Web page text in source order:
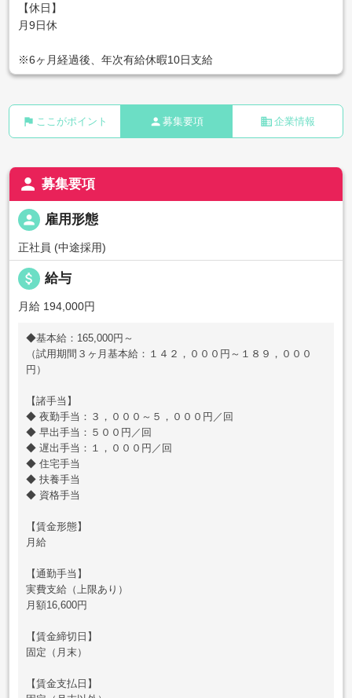
【休日】
月9日休
※6ヶ月経過後、年次有給休暇10日支給
flag ここがポイント person 募集要項 business 企業情報
person 募集要項
person 雇用形態
正社員 (中途採用)
attach_money 給与
月給 194,000円
◆基本給：165,000円～
（試用期間３ヶ月基本給：１４２，０００円～１８９，０００
円）
【諸手当】
◆ 夜勤手当：３，０００～５，０００円／回
◆ 早出手当：５００円／回
◆ 遅出手当：１，０００円／回
◆ 住宅手当
◆ 扶養手当
◆ 資格手当
【賃金形態】
月給
【通勤手当】
実費支給（上限あり）
月額16,600円
【賃金締切日】
固定（月末）
【賃金支払日】